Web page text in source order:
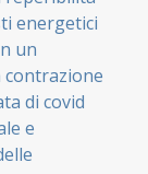
energetici
un
di covid
e